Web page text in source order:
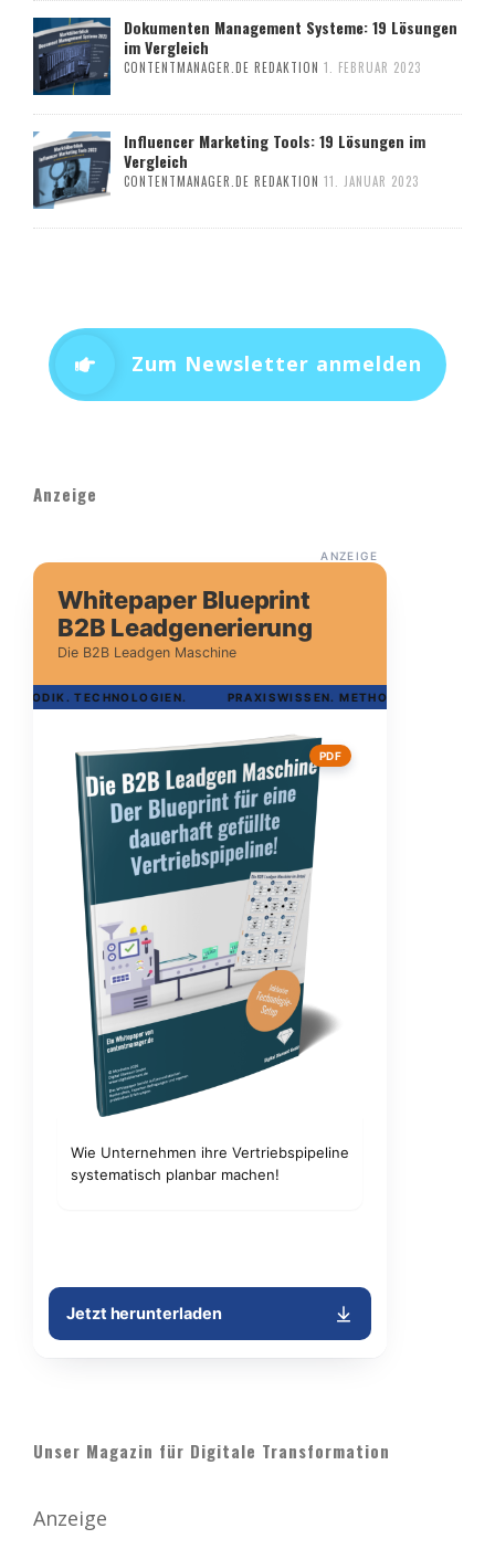
Dokumenten Management Systeme: 19 Lösungen
im Vergleich
CONTENTMANAGER.DE REDAKTION 1. FEBRUAR 2023
Influencer Marketing Tools: 19 Lösungen im
Vergleich
CONTENTMANAGER.DE REDAKTION 11. JANUAR 2023
Zum Newsletter anmelden
Anzeige
Unser Magazin für Digitale Transformation
Anzeige